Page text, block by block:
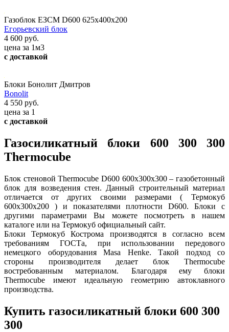
Газоблок ЕЗСМ D600 625х400х200
Егорьевский блок
4 600 руб.
цена за 1м3
с доставкой
Блоки Бонолит Дмитров
Bonolit
4 550 руб.
цена за 1
с доставкой
Газосиликатный блоки 600 300 300
Thermocube
Блок стеновой Thermocube D600 600x300x300 – газобетонный
блок для возведения стен. Данный строительный материал
отличается от других своими размерами ( Термокуб
600х300х200 ) и показателями плотности D600. Блоки с
другими параметрами Вы можете посмотреть в нашем
каталоге или на Термокуб официальный сайт.
Блоки Термокуб Кострома производятся в согласно всем
требованиям ГОСТа, при использовании передового
немецкого оборудования Masa Henke. Такой подход со
стороны производителя делает блок Thermocube
востребованным материалом. Благодаря ему блоки
Thermocube имеют идеальную геометрию автоклавного
производства.
Купить газосиликатный блоки 600 300
300